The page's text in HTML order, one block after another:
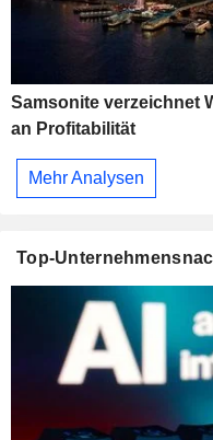
Samsonite verzeichnet
an Profitabilität
Mehr Analysen
Top-